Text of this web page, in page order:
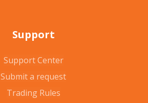
Support
Support Center
Submit a request
Trading Rules